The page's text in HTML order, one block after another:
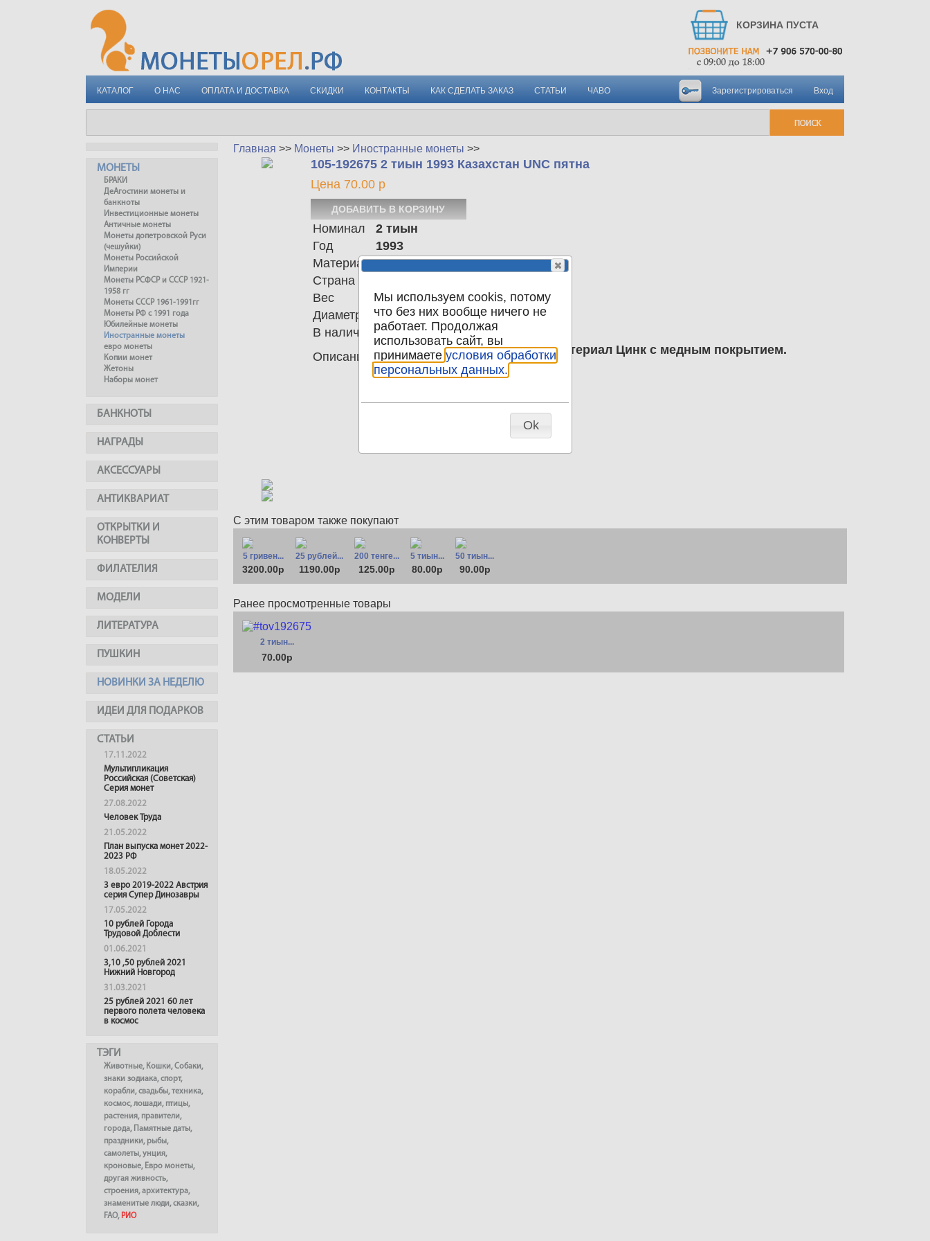
КОРЗИНА ПУСТА
КАТАЛОГ О НАС ОПЛАТА И ДОСТАВКА СКИДКИ КОНТАКТЫ КАК СДЕЛАТЬ ЗАКАЗ СТАТЬИ ЧАВО Вход
Зарегистрироваться
МОНЕТЫ
БРАКИ
ДеАгостини монеты и
банкноты
Инвестиционные монеты
Античные монеты
Монеты допетровской Руси
(чешуйки)
Монеты Российской
Империи
Монеты РСФСР и СССР 1921-
1958 гг
Монеты СССР 1961-1991гг
Монеты РФ с 1991 года
Юбилейные монеты
Иностранные монеты
евро монеты
Копии монет
Жетоны
Наборы монет
БАНКНОТЫ
НАГРАДЫ
АКСЕССУАРЫ
АНТИКВАРИАТ
ОТКРЫТКИ И
КОНВЕРТЫ
ФИЛАТЕЛИЯ
МОДЕЛИ
ЛИТЕРАТУРА
ПУШКИН
НОВИНКИ ЗА НЕДЕЛЮ
ИДЕИ ДЛЯ ПОДАРКОВ
СТАТЬИ
17.11.2022
Мультипликация
Российская (Советская)
Серия монет
27.08.2022
Человек Труда
21.05.2022
План выпуска монет 2022-
2023 РФ
18.05.2022
3 евро 2019-2022 Австрия
серия Супер Динозавры
17.05.2022
10 рублей Города
Трудовой Доблести
01.06.2021
3,10 ,50 рублей 2021
Нижний Новгород
31.03.2021
25 рублей 2021 60 лет
первого полета человека
в космос
ТЭГИ
Животные, Кошки,Собаки,
знаки зодиака,спорт,
корабли,свадьбы,техника,
космос,лошади, птицы,
растения, правители,
города, Памятные даты,
праздники, рыбы,
самолеты,унция,
кроновые, Евро монеты,
другая живность,
строения,архитектура,
знаменитые люди,сказки,
FAO, РИО
Главная >> Монеты >> Иностранные монеты >>
105-192675 2 тиын 1993 Казахстан UNC пятна
Цена 70.00 р
Номинал
2 тиын
Год
1993
Материал
Страна
Вес
2.26
Диаметр
17.27
В наличии
39
Описание
2 тиын 1993 Казахстан UNC. Материал Цинк с медным покрытием.
Коричневый цвет
С этим товаром также покупают
5 гривен...
3200.00р
25 рублей...
1190.00р
200 тенге...
125.00р
5 тиын...
80.00р
50 тиын...
90.00р
Ранее просмотренные товары
2 тиын...
70.00р
Мы используем cookis, потому
что без них вообще ничего не
работает. Продолжая
использовать сайт, вы
принимаете условия обработки
персональных данных.
Ok